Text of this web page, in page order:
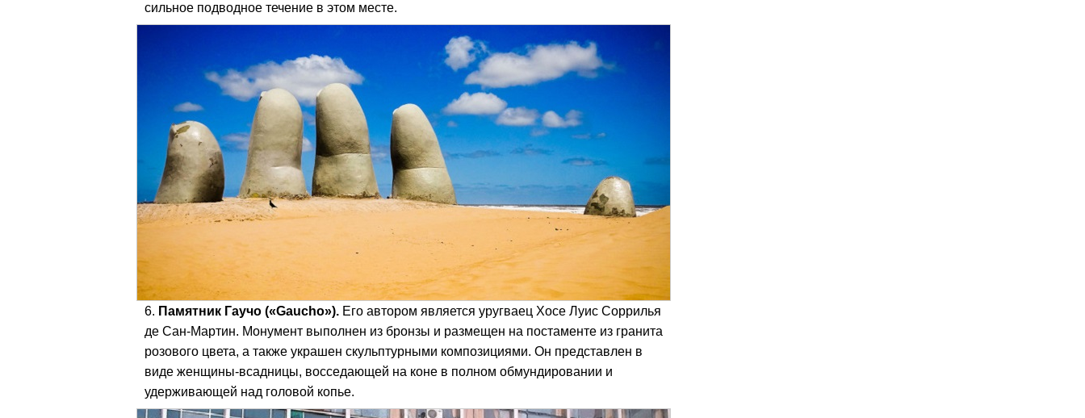
сильное подводное течение в этом месте.
Памятник Гаучо («Gaucho»). Его автором является уругваец Хосе Луис Соррилья
де Сан-Мартин. Монумент выполнен из бронзы и размещен на постаменте из гранита
розового цвета, а также украшен скульптурными композициями. Он представлен в
виде женщины-всадницы, восседающей на коне в полном обмундировании и
удерживающей над головой копье.